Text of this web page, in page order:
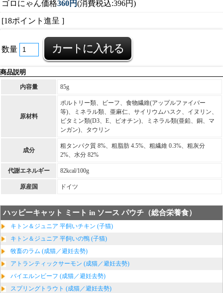
ゴロにゃん価格360円(消費税込:396円)
[18ポイント進呈 ]
数量
商品説明
内容量 85g
原材料
ポルトリー類、ビーフ、食物繊維(アップルファイバー
等)、ミネラル類、亜麻仁、サイリウムハスク、イヌリン、
ビタミン類(D3、E、ビオチン)、ミネラル類(亜鉛、銅、マ
ンガン)、タウリン
成分
粗タンパク質 8%、粗脂肪 4.5%、粗繊維 0.3%、粗灰分
2%、水分 82%
代謝エネルギー 82kcal/100g
原産国 ドイツ
ハッピーキャット ミート in ソース パウチ（総合栄養食）
キトン＆ジュニア 平飼いチキン (子猫)
キトン＆ジュニア 平飼いの鴨 (子猫)
牧畜のラム (成猫／避妊去勢)
アトランティックサーモン (成猫／避妊去勢)
バイエルンビーフ (成猫／避妊去勢)
スプリングトラウト (成猫／避妊去勢)